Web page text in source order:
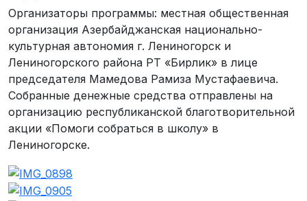
Организаторы программы: местная общественная
организация Азербайджанская национально-
культурная автономия г. Лениногорск и
Лениногорского района РТ «Бирлик» в лице
председателя Мамедова Рамиза Мустафаевича.
Собранные денежные средства отправлены на
организацию республиканской благотворительной
акции «Помоги собраться в школу» в
Лениногорске.